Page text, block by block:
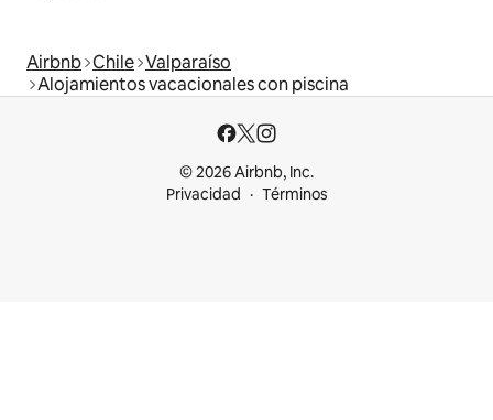
Airbnb Chile Valparaíso
Alojamientos vacacionales con piscina
© 2026 Airbnb, Inc.
Privacidad
Términos